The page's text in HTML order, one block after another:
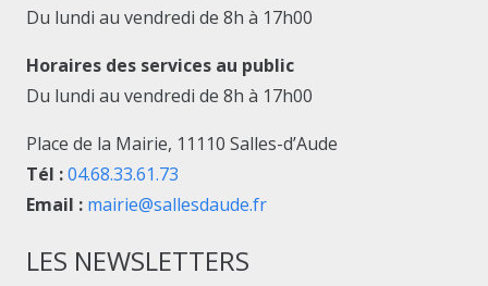
Du lundi au vendredi de 8h à 17h00
Horaires des services au public
Du lundi au vendredi de 8h à 17h00
Place de la Mairie, 11110 Salles-d’Aude
Tél :04.68.33.61.73
Email : mairie@sallesdaude.fr
LES NEWSLETTERS